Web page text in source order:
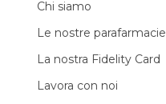
Chi siamo
Le nostre parafarmacie
La nostra Fidelity Card
Lavora con noi